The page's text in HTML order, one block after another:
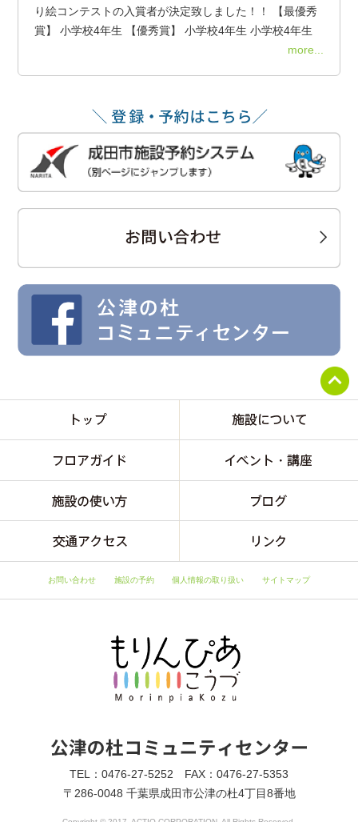
り絵コンテストの入賞者が決定致しました！！ 【最優秀
賞】 小学校4年生 【優秀賞】 小学校4年生 小学校4年生
more...
お問い合わせ 施設の予約 個人情報の取り扱い サイトマップ
TEL：0476-27-5252 FAX：0476-27-5353
〒286-0048 千葉県成田市公津の杜4丁目8番地